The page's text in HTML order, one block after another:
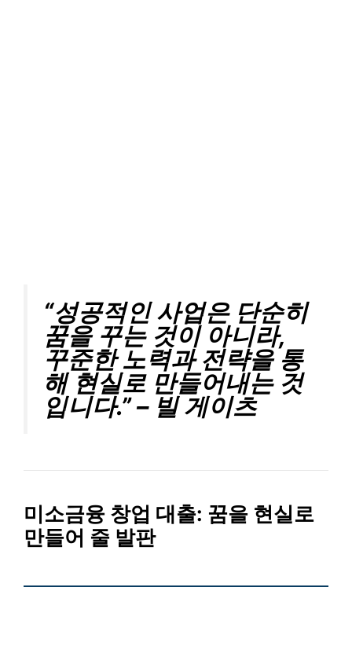
“성공적인 사업은 단순히
꿈을 꾸는 것이 아니라,
꾸준한 노력과 전략을 통
해 현실로 만들어내는 것
입니다.” – 빌 게이츠
미소금융 창업 대출: 꿈을 현실로
만들어 줄 발판